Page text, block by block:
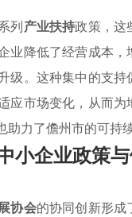
列产业扶持政策，这
业降低了经营成本
级。这种集中的支
应市场变化，从而
助力了儋州市的可持
小企业政策
协会的协同创新形成